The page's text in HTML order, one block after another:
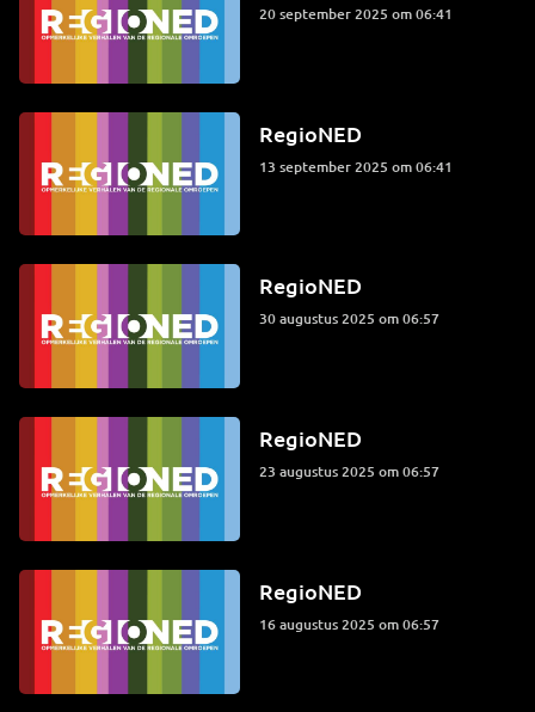
20 september 2025 om 06:41
RegioNED
13 september 2025 om 06:41
RegioNED
30 augustus 2025 om 06:57
RegioNED
23 augustus 2025 om 06:57
RegioNED
16 augustus 2025 om 06:57